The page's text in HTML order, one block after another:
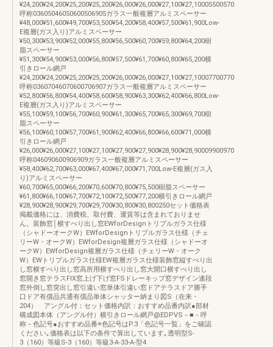
¥24,200¥24,200¥25,200¥25,200¥26,000¥26,000¥27,100¥27,10005500570
呼称03605046050600506905ガラス一般複層アルミスペーサー
¥48,000¥51,600¥49,700¥53,500¥54,200¥58,400¥57,500¥61,900Low-
E複層(ガス入り)アルミスペーサー
¥50,300¥53,900¥52,000¥55,800¥56,500¥60,700¥59,800¥64,200樹
脂スペーサー
¥51,300¥54,900¥53,000¥56,800¥57,500¥61,700¥60,800¥65,200横
引きロール網戸
¥24,200¥24,200¥25,200¥25,200¥26,000¥26,000¥27,100¥27,10007700770
呼称03607046070600706907ガラス一般複層アルミスペーサー
¥52,800¥56,800¥54,400¥58,600¥58,900¥63,300¥62,400¥66,800Low-
E複層(ガス入り)アルミスペーサー
¥55,100¥59,100¥56,700¥60,900¥61,300¥65,700¥65,300¥69,700樹
脂スペーサー
¥56,100¥60,100¥57,700¥61,900¥62,400¥66,800¥66,600¥71,000横
引きロール網戸
¥26,000¥26,000¥27,100¥27,100¥27,900¥27,900¥28,900¥28,90009900970
呼称046090600906909ガラス一般複層アルミスペーサー
¥58,400¥62,700¥63,000¥67,400¥67,000¥71,700Low-E複層(ガス入
り)アルミスペーサー
¥60,700¥65,000¥66,200¥70,600¥70,800¥75,500樹脂スペーサー
¥61,800¥66,100¥67,700¥72,100¥72,500¥77,200横引きロール網戸
¥28,900¥28,900¥29,700¥29,700¥30,800¥30,800250セット価格表
掲載価格には、消費税、取付費、運賃等は含まれておりませ
ん。装飾窓│横すべり出し窓EWforDesignトリプルガラス仕様
（シャドーオークW）EWforDesignトリプルガラス仕様（チェ
リーW・オークW）EWforDesign複層ガラス仕様（シャドーオ
ークW）EWforDesign複層ガラス仕様（チェリーW・オーク
W）EWトリプルガラス仕様EW複層ガラス仕様装飾窓縦すべり出
し窓横すべり出し窓高所用横すべり出し窓大開口横すべり出し
窓開き窓テラスFIX窓上げ下げ窓FSドレーキップ窓デザイン連段
窓外倒し窓突出し窓引違い窓単体引違い窓ドアテラスドア勝手
口ドア有償品共通有償品単体シャッター納まり図S（在来・
204） アングル付：セット価格内訳：おすすめ品番内訳●部材
構成図本体（アングル付）横引きロール網戸@EDPVS－■－呼
称－色記号●おすすめ品番※色記号はP.3「色記号一覧」をご確認
ください｡価格表は以下の条件で算出しています｡透明型S-
3（160）等級S-3（160）等級3-A-33-A-型4